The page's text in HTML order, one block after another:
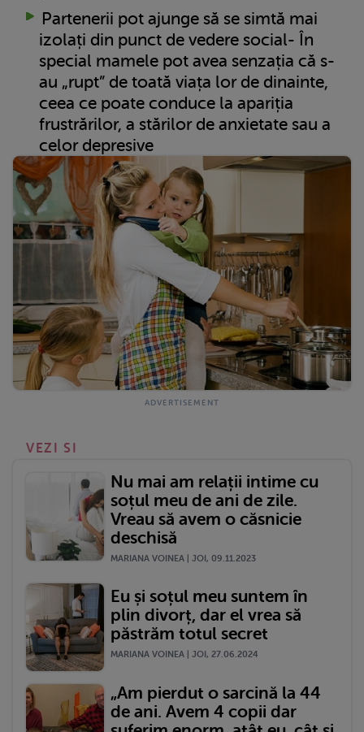
Partenerii pot ajunge să se simtă mai
izolați din punct de vedere social- În
special mamele pot avea senzația că s-
au „rupt” de toată viața lor de dinainte,
ceea ce poate conduce la apariția
frustrărilor, a stărilor de anxietate sau a
celor depresive
VEZI SI
Nu mai am relații intime cu
soțul meu de ani de zile.
Vreau să avem o căsnicie
deschisă
MARIANA VOINEA | JOI, 09.11.2023
Eu și soțul meu suntem în
plin divorț, dar el vrea să
păstrăm totul secret
MARIANA VOINEA | JOI, 27.06.2024
„Am pierdut o sarcină la 44
de ani. Avem 4 copii dar